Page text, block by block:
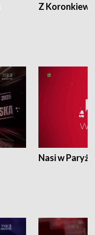
Z
Nasi w Paryżu